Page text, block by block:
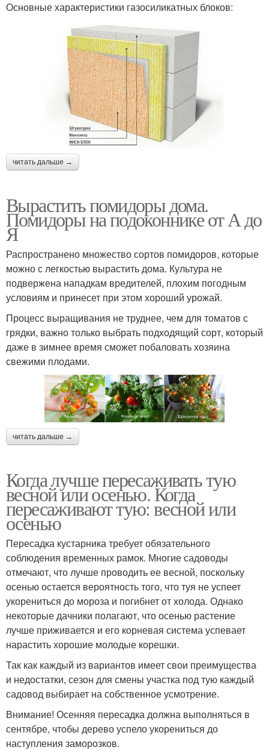
Основные характеристики газосиликатных блоков:
читать дальше →
Вырастить помидоры дома.
Помидоры на подоконнике от А до
Я
Распространено множество сортов помидоров, которые
можно с легкостью вырастить дома. Культура не
подвержена нападкам вредителей, плохим погодным
условиям и принесет при этом хороший урожай.
Процесс выращивания не труднее, чем для томатов с
грядки, важно только выбрать подходящий сорт, который
даже в зимнее время сможет побаловать хозяина
свежими плодами.
читать дальше →
Когда лучше пересаживать тую
весной или осенью. Когда
пересаживают тую: весной или
осенью
Пересадка кустарника требует обязательного
соблюдения временных рамок. Многие садоводы
отмечают, что лучше проводить ее весной, поскольку
осенью остается вероятность того, что туя не успеет
укорениться до мороза и погибнет от холода. Однако
некоторые дачники полагают, что осенью растение
лучше приживается и его корневая система успевает
нарастить хорошие молодые корешки.
Так как каждый из вариантов имеет свои преимущества
и недостатки, сезон для смены участка под тую каждый
садовод выбирает на собственное усмотрение.
Внимание! Осенняя пересадка должна выполняться в
сентябре, чтобы дерево успело укорениться до
наступления заморозков.